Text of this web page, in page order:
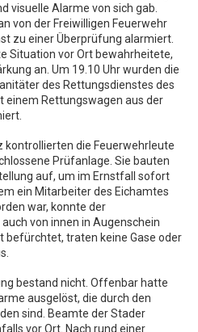
visuelle Alarme von sich gab.
von der Freiwilligen Feuerwehr
zu einer Überprüfung alarmiert.
Situation vor Ort bewahrheitete,
an. Um 19.10 Uhr wurden die
des Rettungsdienstes des
einem Rettungswagen aus der
die Feuerwehrleute
Prüfanlage. Sie bauten
auf, um im Ernstfall sofort
ein Mitarbeiter des Eichamtes
war, konnte der
von innen in Augenschein
befürchtet, traten keine Gase oder
bestand nicht. Offenbar hatte
ausgelöst, die durch den
sind. Beamte der Stader
vor Ort. Nach rund einer